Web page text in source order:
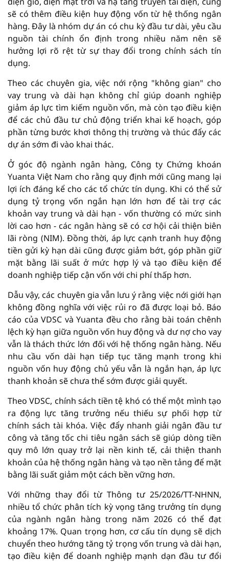
sẽ có thêm điều kiện huy động vốn từ hệ thống ngân
hàng. Đây là nhóm dự án có chu kỳ đầu tư dài, yêu cầu
nguồn tài chính ổn định trong nhiều năm nên sẽ
hưởng lợi rõ rệt từ sự thay đổi trong chính sách tín
dụng.
Theo các chuyên gia, việc nới rộng "không gian" cho
vay trung và dài hạn không chỉ giúp doanh nghiệp
giảm áp lực tìm kiếm nguồn vốn, mà còn tạo điều kiện
để các chủ đầu tư chủ động triển khai kế hoạch, góp
phần từng bước khơi thông thị trường và thúc đẩy các
dự án sớm đi vào khai thác.
Ở góc độ ngành ngân hàng, Công ty Chứng khoán
Yuanta Việt Nam cho rằng quy định mới cũng mang lại
lợi ích đáng kể cho các tổ chức tín dụng. Khi có thể sử
dụng tỷ trọng vốn ngắn hạn lớn hơn để tài trợ các
khoản vay trung và dài hạn - vốn thường có mức sinh
lời cao hơn - các ngân hàng sẽ có cơ hội cải thiện biên
lãi ròng (NIM). Đồng thời, áp lực cạnh tranh huy động
tiền gửi kỳ hạn dài cũng được giảm bớt, góp phần giữ
mặt bằng lãi suất ở mức hợp lý và tạo điều kiện để
doanh nghiệp tiếp cận vốn với chi phí thấp hơn.
Dẫu vậy, các chuyên gia vẫn lưu ý rằng việc nới giới hạn
không đồng nghĩa với việc rủi ro đã được loại bỏ. Báo
cáo của VDSC và Yuanta đều cho rằng bài toán chênh
lệch kỳ hạn giữa nguồn vốn huy động và dư nợ cho vay
vẫn là thách thức lớn đối với hệ thống ngân hàng. Nếu
nhu cầu vốn dài hạn tiếp tục tăng mạnh trong khi
nguồn vốn huy động chủ yếu vẫn là ngắn hạn, áp lực
thanh khoản sẽ chưa thể sớm được giải quyết.
Theo VDSC, chính sách tiền tệ khó có thể một mình tạo
ra động lực tăng trưởng nếu thiếu sự phối hợp từ
chính sách tài khóa. Việc đẩy nhanh giải ngân đầu tư
công và tăng tốc chi tiêu ngân sách sẽ giúp dòng tiền
quy mô lớn quay trở lại nền kinh tế, cải thiện thanh
khoản của hệ thống ngân hàng và tạo nền tảng để mặt
bằng lãi suất giảm một cách bền vững hơn.
Với những thay đổi từ Thông tư 25/2026/TT-NHNN,
nhiều tổ chức phân tích kỳ vọng tăng trưởng tín dụng
của ngành ngân hàng trong năm 2026 có thể đạt
khoảng 17%. Quan trọng hơn, cơ cấu tín dụng sẽ dịch
chuyển theo hướng tăng tỷ trọng vốn trung và dài hạn,
tạo điều kiện để doanh nghiệp mạnh dạn đầu tư đổi